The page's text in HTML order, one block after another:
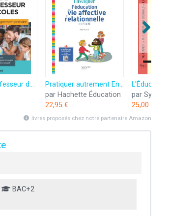
Guide du professeur des écoles - Débuter dans l'enseignement primaire: Stagiaires, assistants d'éducation et débutants
Pratiquer autrement Enseigner l'éducation à la vie affective et relationnelle de la PS au CM2 Ed2025
par Hachette Éducation
22,95 €
par Symetrie
25,00 €
livres proposés chez notre partenaire Amazon
BAC+2